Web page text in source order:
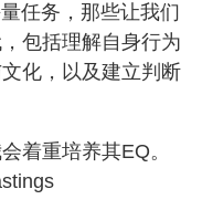
任务，那些让我们
包括理解自身行为
化，以及建立判断
着重培养其EQ。